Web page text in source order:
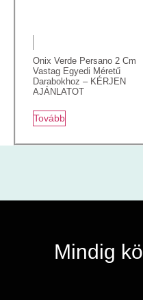
Onix Verde Persano 2 Cm
Vastag Egyedi Méretű
Darabokhoz – KÉRJEN
AJÁNLATOT
Tovább
Mindig